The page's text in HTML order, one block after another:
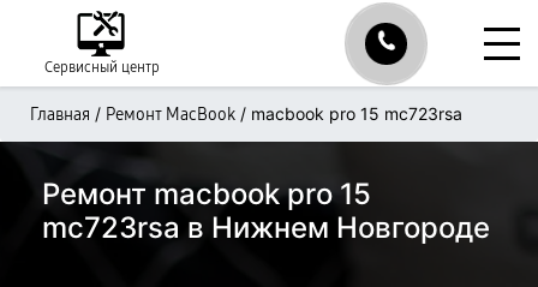
Сервисный центр
Главная / Ремонт MacBook / macbook pro 15 mc723rsa
Ремонт macbook pro 15
mc723rsa в Нижнем Новгороде